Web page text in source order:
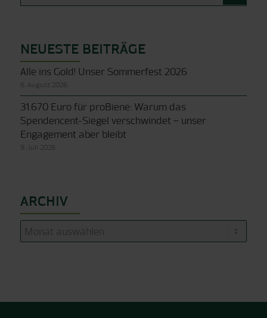
NEUESTE BEITRÄGE
Alle ins Gold! Unser Sommerfest 2026
6. August 2026
31.670 Euro für proBiene: Warum das
Spendencent-Siegel verschwindet – unser
Engagement aber bleibt
9. Juli 2026
ARCHIV